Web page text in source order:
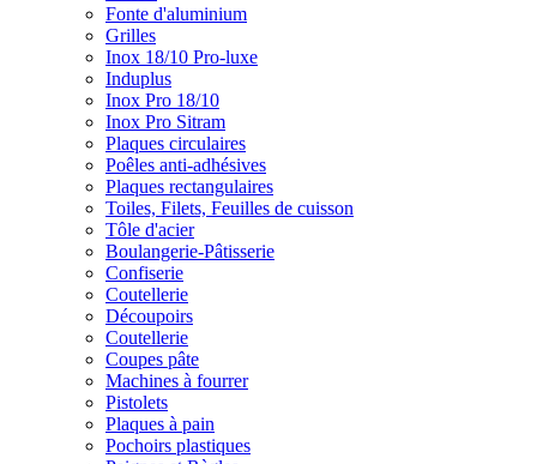
Fonte d'aluminium
Grilles
Inox 18/10 Pro-luxe
Induplus
Inox Pro 18/10
Inox Pro Sitram
Plaques circulaires
Poêles anti-adhésives
Plaques rectangulaires
Toiles, Filets, Feuilles de cuisson
Tôle d'acier
Boulangerie-Pâtisserie
Confiserie
Coutellerie
Découpoirs
Coutellerie
Coupes pâte
Machines à fourrer
Pistolets
Plaques à pain
Pochoirs plastiques